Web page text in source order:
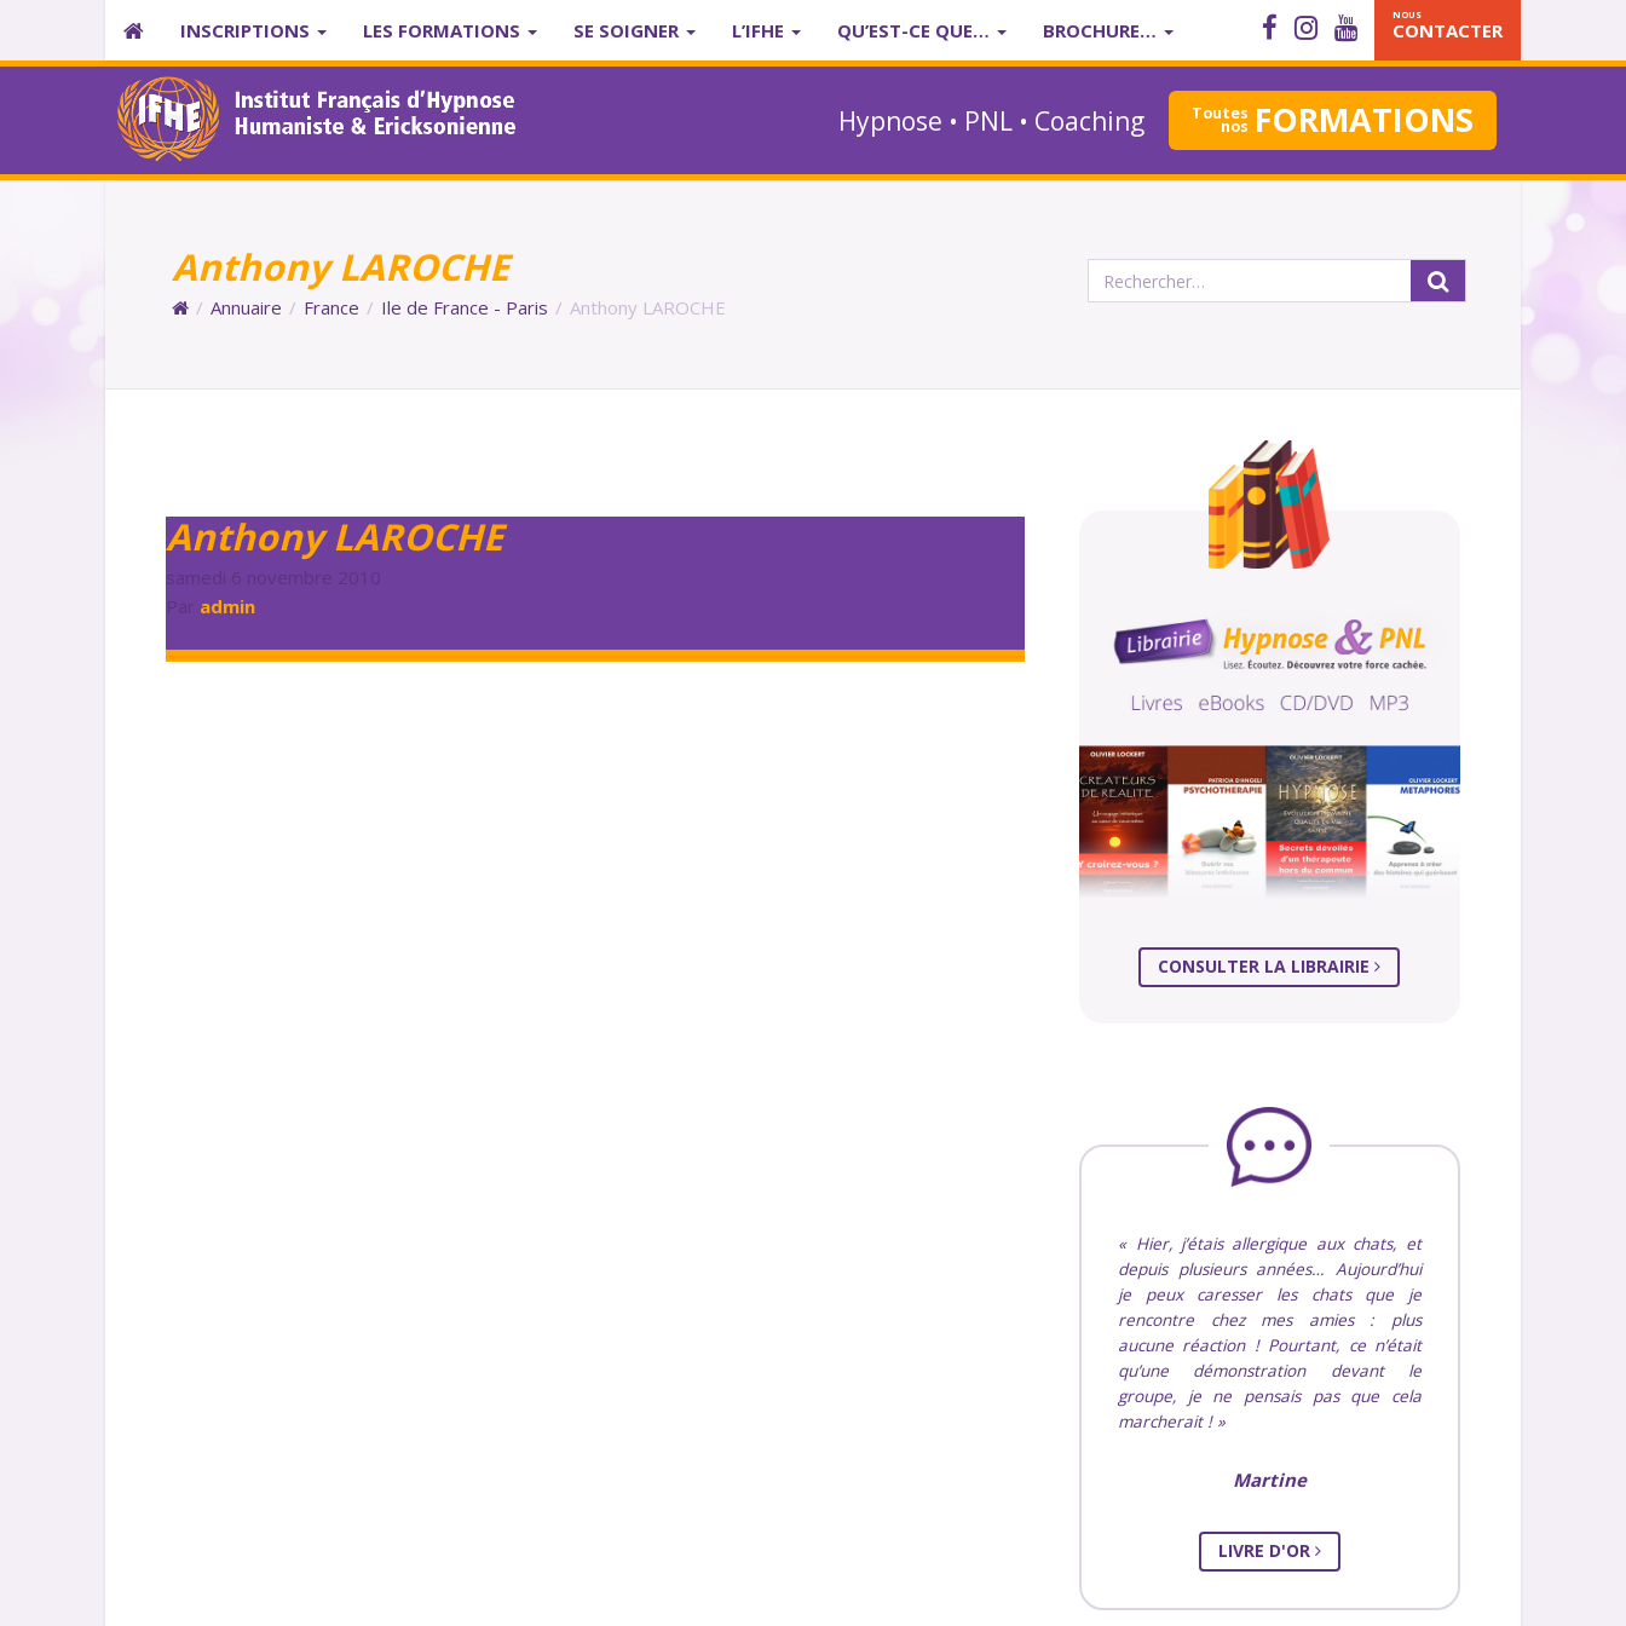
INSCRIPTIONS LES FORMATIONS SE SOIGNER L’IFHE QU’EST-CE QUE… BROCHURE…
NOUS
CONTACTER
Hypnose • PNL • Coaching Toutes
nos FORMATIONS
Anthony LAROCHE
/ Annuaire / France / Ile de France - Paris / Anthony LAROCHE
Rechercher :
Anthony LAROCHE
samedi 6 novembre 2010
Par admin
CONSULTER LA LIBRAIRIE
Hier, j’étais allergique aux chats, et
depuis plusieurs années… Aujourd’hui
je peux caresser les chats que je
rencontre chez mes amies : plus
aucune réaction ! Pourtant, ce n’était
qu’une démonstration devant le
groupe, je ne pensais pas que cela
marcherait !
Martine
LIVRE D'OR